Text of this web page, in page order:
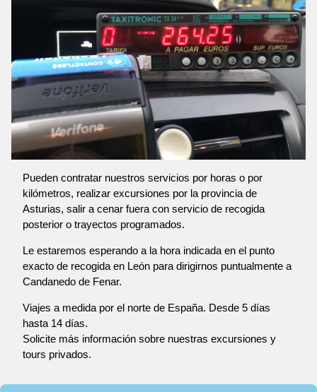
Pueden contratar nuestros servicios por horas o por
kilómetros, realizar excursiones por la provincia de
Asturias, salir a cenar fuera con servicio de recogida
posterior o trayectos programados.
Le estaremos esperando a la hora indicada en el punto
exacto de recogida en León para dirigirnos puntualmente a
Candanedo de Fenar.
Viajes a medida por el norte de España. Desde 5 días
hasta 14 días.
Solicite más información sobre nuestras excursiones y
tours privados.